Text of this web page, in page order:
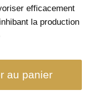
efficacement
la production
au panier